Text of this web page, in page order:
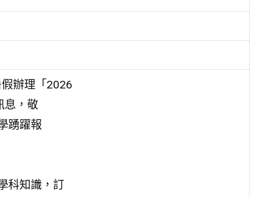
辦理「2026
息，敬
踴躍報
科知識，訂